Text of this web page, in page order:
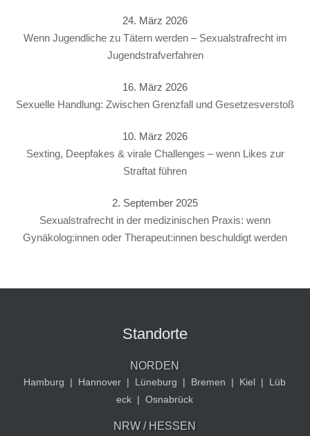
24. März 2026
Wenn Jugendliche zu Tätern werden – Sexualstrafrecht im
Jugendstrafverfahren
16. März 2026
Sexuelle Handlung: Zwischen Grenzfall und Gesetzesverstoß
10. März 2026
Sexting, Deepfakes & virale Challenges – wenn Likes zur
Straftat führen
2. September 2025
Sexualstrafrecht in der medizinischen Praxis: wenn
Gynäkolog:innen oder Therapeut:innen beschuldigt werden
Standorte
NORDEN
Hamburg | Hannover | Lüneburg | Bremen | Kiel |
Lüb
eck | Osnabrück
NRW / HESSEN